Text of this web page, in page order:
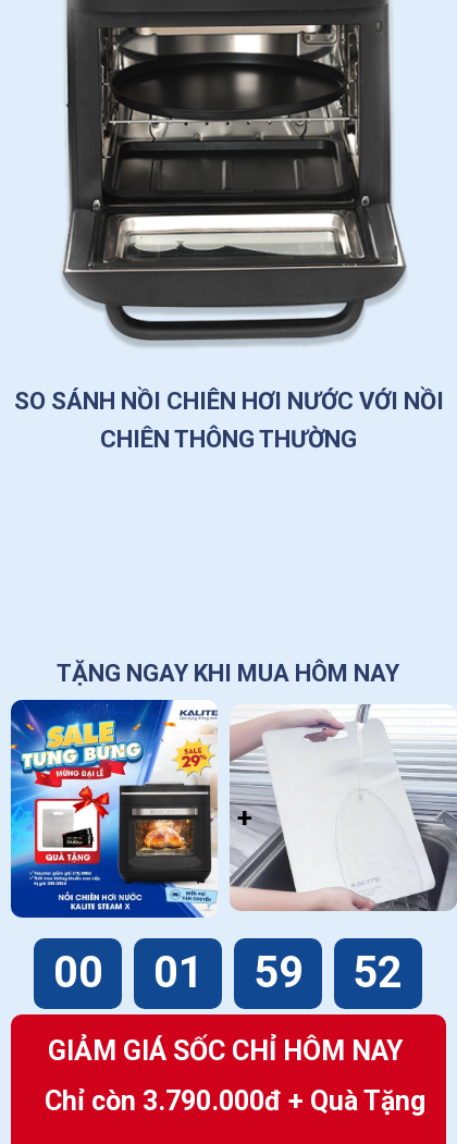
SO SÁNH NỒI CHIÊN HƠI NƯỚC VỚI NỒI
CHIÊN THÔNG THƯỜNG
TẶNG NGAY KHI MUA HÔM NAY
00 01 59 50
GIẢM GIÁ SỐC CHỈ HÔM NAY
Chỉ còn 3.790.000đ + Quà Tặng
+